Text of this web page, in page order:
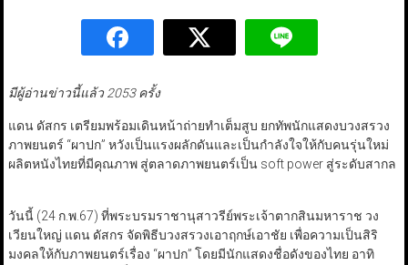
มีผู้อ่านข่าวนี้แล้ว 2053 ครั้ง
แดน ดัสกร เตรียมพร้อมเดินหน้าถ่ายทำเต็มสูบ ยกทัพนักแสดงบวงสรวง
ภาพยนตร์ “ผาปก” หวังเป็นแรงผลักดันและเป็นกำลังใจให้กับคนรุ่นใหม่
ผลิตหนังไทยที่มีคุณภาพ สู่ตลาดภาพยนตร์เป็น soft power สู่ระดับสากล
วันนี้ (24 ก.พ.67) ที่พระบรมราชานุสาวรีย์พระเจ้าตากสินมหาราช วง
เวียนใหญ่ แดน ดัสกร จัดพิธีบวงสรวงเอาฤกษ์เอาชัย เพื่อความเป็นสิริ
มงคลให้กับภาพยนตร์เรื่อง “ผาปก” โดยมีนักแสดงชื่อดังของไทย อาทิ